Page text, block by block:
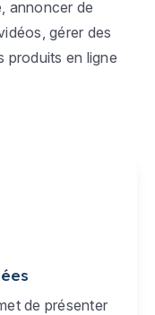
annoncer de
gérer des
produits en ligne
de présenter